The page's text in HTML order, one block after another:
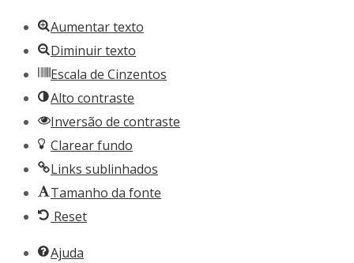
Aumentar texto
Diminuir texto
Escala de Cinzentos
Alto contraste
Inversão de contraste
Clarear fundo
Links sublinhados
Tamanho da fonte
Reset
Ajuda